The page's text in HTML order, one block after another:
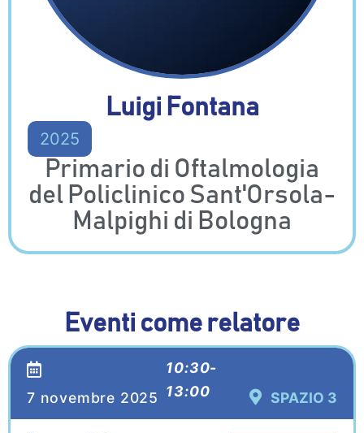
Luigi Fontana
2025
Primario di Oftalmologia
del Policlinico Sant'Orsola-
Malpighi di Bologna
Eventi come relatore
7 novembre 2025
10:30-
13:00
SPAZIO 3